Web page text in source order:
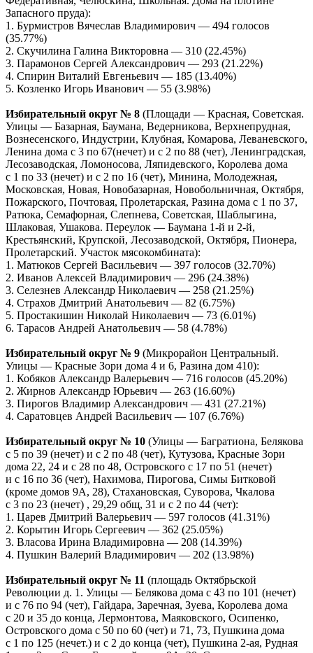
Запасного пруда):
1. Бурмистров Вячеслав Владимирович — 494 голосов
(35.77%)
2. Скучилина Галина Викторовна — 310 (22.45%)
3. Парамонов Сергей Александрович — 293 (21.22%)
4. Спирин Виталий Евгеньевич — 185 (13.40%)
5. Козленко Игорь Иванович — 55 (3.98%)
Избирательный округ № 8 (Площади — Красная, Советская.
Улицы — Базарная, Баумана, Ведерникова, Верхнепрудная,
Вознесенского, Индустрии, Клубная, Комарова, Леваневского,
Ленина дома с 3 по 67(нечет) и с 2 по 88 (чет), Ленинградская,
Лесозаводская, Ломоносова, Ляпидевского, Королева дома
с 1 по 33 (нечет) и с 2 по 16 (чет), Минина, Молодежная,
Московская, Новая, Новобазарная, Новобольничная, Октября,
Пожарского, Почтовая, Пролетарская, Разина дома с 1 по 37,
Ратюка, Семафорная, Слепнева, Советская, Шаблыгина,
Шлаковая, Ушакова. Переулок — Баумана 1-й и 2-й,
Крестьянский, Крупской, Лесозаводской, Октября, Пионера,
Пролетарский. Участок мясокомбината):
1. Матюков Сергей Васильевич — 397 голосов (32.70%)
2. Иванов Алексей Владимирович — 296 (24.38%)
3. Селезнев Александр Николаевич — 258 (21.25%)
4. Страхов Дмитрий Анатольевич — 82 (6.75%)
5. Простакишин Николай Николаевич — 73 (6.01%)
6. Тарасов Андрей Анатольевич — 58 (4.78%)
Избирательный округ № 9 (Микрорайон Центральный.
Улицы — Красные Зори дома 4 и 6, Разина дом 410):
1. Кобяков Александр Валерьевич — 716 голосов (45.20%)
2. Жирнов Александр Юрьевич — 263 (16.60%)
3. Пирогов Владимир Александрович — 431 (27.21%)
4. Саратовцев Андрей Васильевич — 107 (6.76%)
Избирательный округ № 10 (Улицы — Багратиона, Белякова
с 5 по 39 (нечет) и с 2 по 48 (чет), Кутузова, Красные Зори
дома 22, 24 и с 28 по 48, Островского с 17 по 51 (нечет)
и с 16 по 36 (чет), Нахимова, Пирогова, Симы Битковой
(кроме домов 9А, 28), Стахановская, Суворова, Чкалова
с 3 по 23 (нечет) , 29,29 общ, 31 и с 2 по 44 (чет):
1. Царев Дмитрий Валерьевич — 597 голосов (41.31%)
2. Корытин Игорь Сергеевич — 362 (25.05%)
3. Власова Ирина Владимировна — 208 (14.39%)
4. Пушкин Валерий Владимирович — 202 (13.98%)
Избирательный округ № 11 (площадь Октябрьской
Революции д. 1. Улицы — Белякова дома с 43 по 101 (нечет)
и с 76 по 94 (чет), Гайдара, Заречная, Зуева, Королева дома
с 20 и 35 до конца, Лермонтова, Маяковского, Осипенко,
Островского дома с 50 по 60 (чет) и 71, 73, Пушкина дома
с 1 по 125 (нечет.) и с 2 до конца (чет), Пушкина 2-ая, Рудная